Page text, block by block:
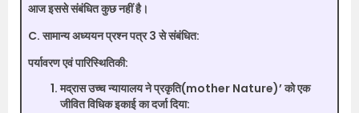
आज इससे संबंधित कुछ नहीं है।
C. सामान्य अध्ययन प्रश्न पत्र 3 से संबंधित:
पर्यावरण एवं पारिस्थितिकी:
मद्रास उच्च न्यायालय ने प्रकृति(mother Nature)’ को एक
जीवित विधिक इकाई का दर्जा दिया: